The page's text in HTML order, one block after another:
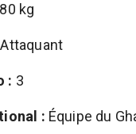
80 kg
Attaquant
: 3
: Équipe du